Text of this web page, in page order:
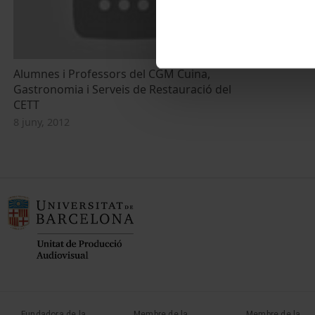
Alumnes i Professors del CGM Cuina,
Gastronomia i Serveis de Restauració del
CETT
8 juny, 2012